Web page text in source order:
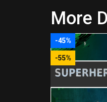
More
-45%
-55%